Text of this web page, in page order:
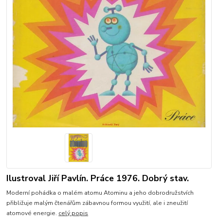
Ilustroval Jiří Pavlín. Práce 1976. Dobrý stav.
Moderní pohádka o malém atomu Atominu a jeho dobrodružstvích
přibližuje malým čtenářům zábavnou formou využití, ale i zneužití
atomové energie. celý popis